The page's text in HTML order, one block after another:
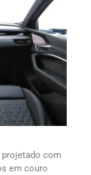
projetado com
em couro